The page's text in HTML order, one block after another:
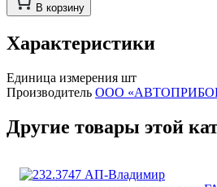
В корзину
Характеристики
Единица измерения шт
Производитель ООО
Другие товары этой